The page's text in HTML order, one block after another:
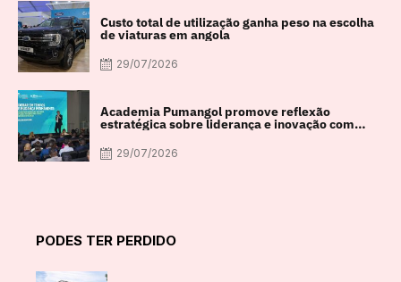
Custo total de utilização ganha peso na escolha
de viaturas em angola
29/07/2026
Academia Pumangol promove reflexão
estratégica sobre liderança e inovação com
especialista internacional Nadim Habib
29/07/2026
PODES TER PERDIDO